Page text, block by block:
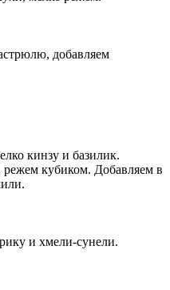
добавляем
кинзу и базилик.
кубиком. Добавляем в
и хмели-сунели.